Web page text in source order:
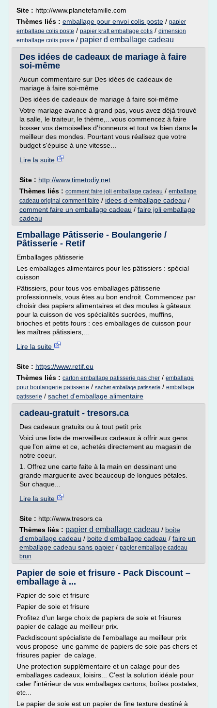
Site : http://www.planetefamille.com
Thèmes liés : emballage pour envoi colis poste / papier
emballage colis poste / papier kraft emballage colis / dimension
emballage colis poste / papier d emballage cadeau
Des idées de cadeaux de mariage à faire
soi-même
Aucun commentaire sur Des idées de cadeaux de
mariage à faire soi-même
Des idées de cadeaux de mariage à faire soi-même
Votre mariage avance à grand pas, vous avez déjà trouvé
la salle, le traiteur, le thème,...vous commencez à faire
bosser vos demoiselles d'honneurs et tout va bien dans le
meilleur des mondes. Pourtant vous réalisez que votre
budget s'épuise à une vitesse...
Lire la suite
Site : http://www.timetodiy.net
Thèmes liés : comment faire joli emballage cadeau / emballage
cadeau original comment faire / idees d emballage cadeau /
comment faire un emballage cadeau / faire joli emballage
cadeau
Emballage Pâtisserie - Boulangerie /
Pâtisserie - Retif
Emballages pâtisserie
Les emballages alimentaires pour les pâtissiers : spécial
cuisson
Pâtissiers, pour tous vos emballages pâtisserie
professionnels, vous êtes au bon endroit. Commencez par
choisir des papiers alimentaires et des moules à gâteaux
pour la cuisson de vos spécialités sucrées, muffins,
brioches et petits fours : ces emballages de cuisson pour
les maîtres pâtissiers,...
Lire la suite
Site : https://www.retif.eu
Thèmes liés : carton emballage patisserie pas cher / emballage
pour boulangerie patisserie / sachet emballage patisserie / emballage
patisserie / sachet d'emballage alimentaire
cadeau-gratuit - tresors.ca
Des cadeaux gratuits ou à tout petit prix
Voici une liste de merveilleux cadeaux à offrir aux gens
que l'on aime et ce, achetés directement au magasin de
notre coeur.
1. Offrez une carte faite à la main en dessinant une
grande marguerite avec beaucoup de longues pétales.
Sur chaque...
Lire la suite
Site : http://www.tresors.ca
Thèmes liés : papier d emballage cadeau / boite
d'emballage cadeau / boite d emballage cadeau / faire un
emballage cadeau sans papier / papier emballage cadeau
brun
Papier de soie et frisure - Pack Discount –
emballage à ...
Papier de soie et frisure
Papier de soie et frisure
Profitez d'un large choix de papiers de soie et frisures
papier de calage au meilleur prix.
Packdiscount spécialiste de l'emballage au meilleur prix
vous propose une gamme de papiers de soie pas chers et
frisures papier de calage.
Une protection supplémentaire et un calage pour des
emballages cadeaux, loisirs... C'est la solution idéale pour
caler l'intérieur de vos emballages cartons, boîtes postales,
etc...
Le papier de soie est un papier de fine texture destiné à